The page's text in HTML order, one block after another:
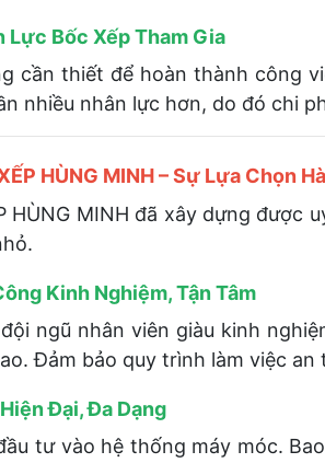
Lực Bốc Xếp Tham Gia
cần thiết để hoàn thành công
nhiều nhân lực hơn, do đó chi
HÙNG MINH – Sự Lựa Chọn
HÙNG MINH đã xây dựng
Kinh Nghiệm, Tận Tâm
ngũ nhân viên giàu kinh
Đảm bảo quy trình làm việc an
Đại, Đa Dạng
tư vào hệ thống máy móc.